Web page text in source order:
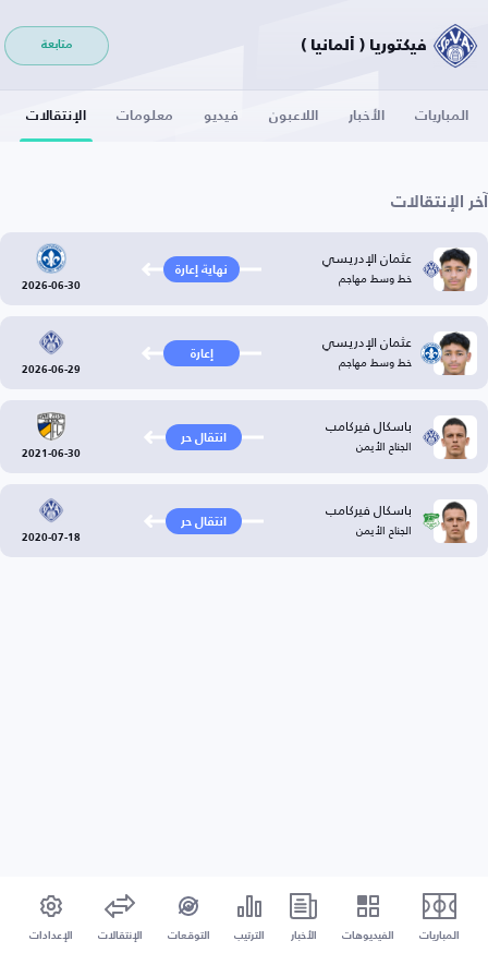
فيكتوريا ( ألمانيا ) متابعة
المباريات الأخبار اللاعبون فيديو معلومات الإنتقالات
آخر الإنتقالات
عثمان الإدريسي
خط وسط مهاجم نهاية إعارة
2026-06-30
عثمان الإدريسي
خط وسط مهاجم إعارة
2026-06-29
باسكال فيركامب
الجناح الأيمن انتقال حر
2021-06-30
باسكال فيركامب
الجناح الأيمن انتقال حر
2020-07-18
المباريات الفيديوهات الأخبار الترتيب التوقعات الإنتقالات الإعدادات